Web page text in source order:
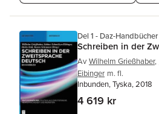
Del 1 - Daz-Handbücher
Schreiben in der
Av Wilhelm Grießhaber,
Eibinger m. fl.
Inbunden, Tyska, 2018
4 619 kr